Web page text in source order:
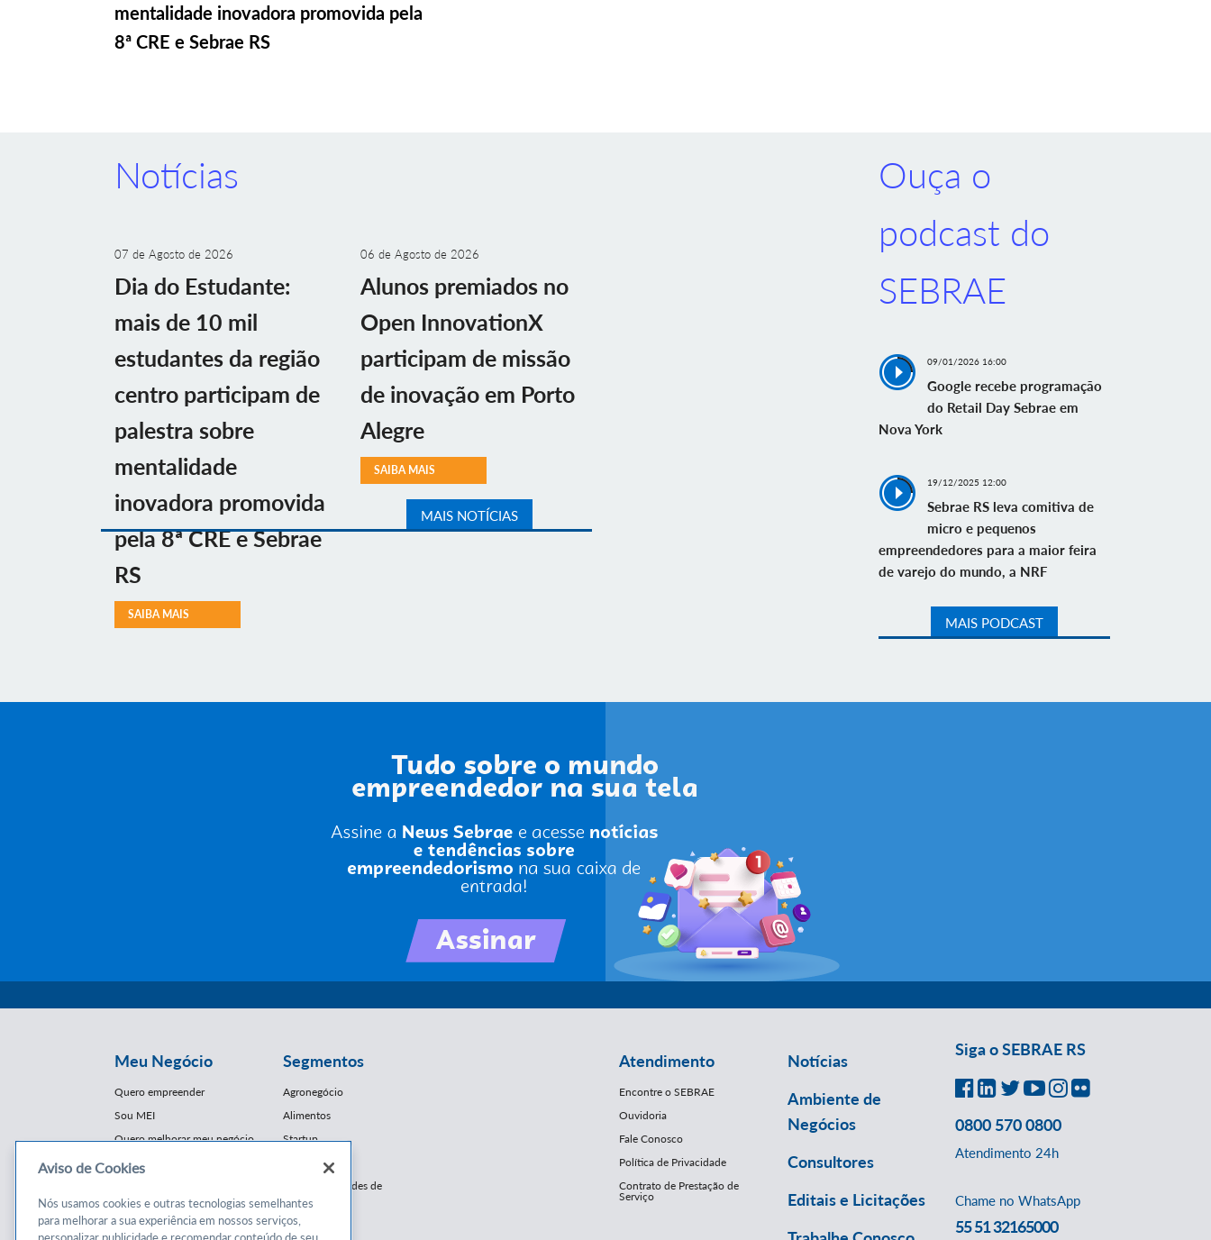
mentalidade inovadora promovida pela
8ª CRE e Sebrae RS
Notícias
07 de Agosto de 2026
Dia do Estudante:
mais de 10 mil
estudantes da região
centro participam de
palestra sobre
mentalidade
inovadora promovida
pela 8ª CRE e Sebrae
RS
SAIBA MAIS
06 de Agosto de 2026
Alunos premiados no
Open InnovationX
participam de missão
de inovação em Porto
Alegre
SAIBA MAIS
MAIS NOTÍCIAS
Ouça o
podcast do
SEBRAE
09/01/2026 16:00
Google recebe programação
do Retail Day Sebrae em
Nova York
19/12/2025 12:00
Sebrae RS leva comitiva de
micro e pequenos
empreendedores para a maior feira
de varejo do mundo, a NRF
MAIS PODCAST
Meu Negócio
Quero empreender
Sou MEI
Quero melhorar meu negócio
Conteúdos
Segmentos
Agronegócio
Alimentos
Startup
E-Commerce
Franquias / Redes de
Cooperação
Moda
Atendimento
Encontre o SEBRAE
Ouvidoria
Fale Conosco
Política de Privacidade
Contrato de Prestação de
Serviço
Notícias
Ambiente de
Negócios
Consultores
Editais e Licitações
Siga o SEBRAE RS
0800 570 0800
Atendimento 24h
Chame no WhatsApp
55 51 32165000
Aviso de Cookies
Nós usamos cookies e outras tecnologias semelhantes
para melhorar a sua experiência em nossos serviços,